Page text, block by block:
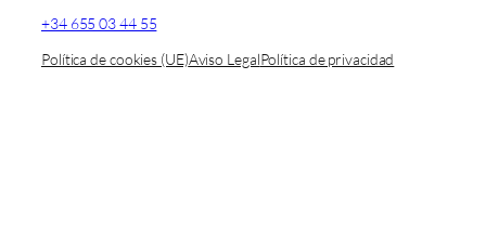
+34 655 03 44 55
Política de cookies (UE)Aviso LegalPolítica de privacidad